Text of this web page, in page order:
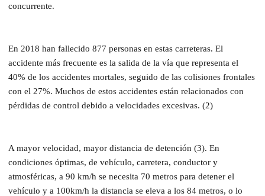
concurrente.
En 2018 han fallecido 877 personas en estas carreteras. El
accidente más frecuente es la salida de la vía que representa el
40% de los accidentes mortales, seguido de las colisiones frontales
con el 27%. Muchos de estos accidentes están relacionados con
pérdidas de control debido a velocidades excesivas. (2)
A mayor velocidad, mayor distancia de detención (3). En
condiciones óptimas, de vehículo, carretera, conductor y
atmosféricas, a 90 km/h se necesita 70 metros para detener el
vehículo y a 100km/h la distancia se eleva a los 84 metros, o lo